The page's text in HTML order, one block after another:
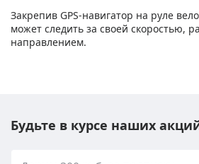
Закрепив GPS-навигатор на руле
может следить за своей скоростью,
направлением.
Будьте в курсе наших